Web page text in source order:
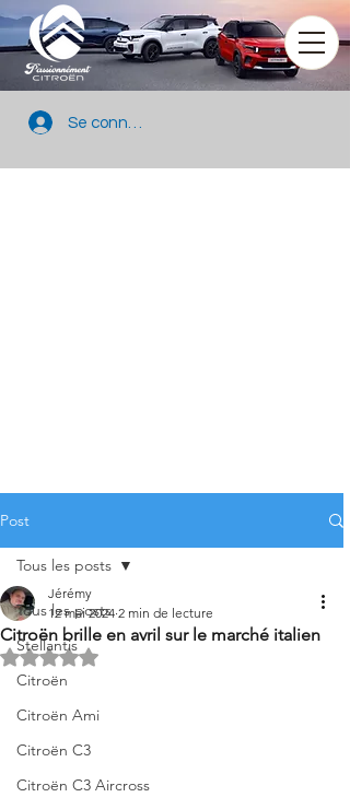
Se connecter
Post
Tous les posts
Stellantis
Citroën
Citroën Ami
Citroën C3
Citroën C3 Aircross
Tous les posts
Citroën brille en avril sur le marché italien
Jérémy
12 mai 2024 2 min de lecture
Noté NaN étoiles sur 5.